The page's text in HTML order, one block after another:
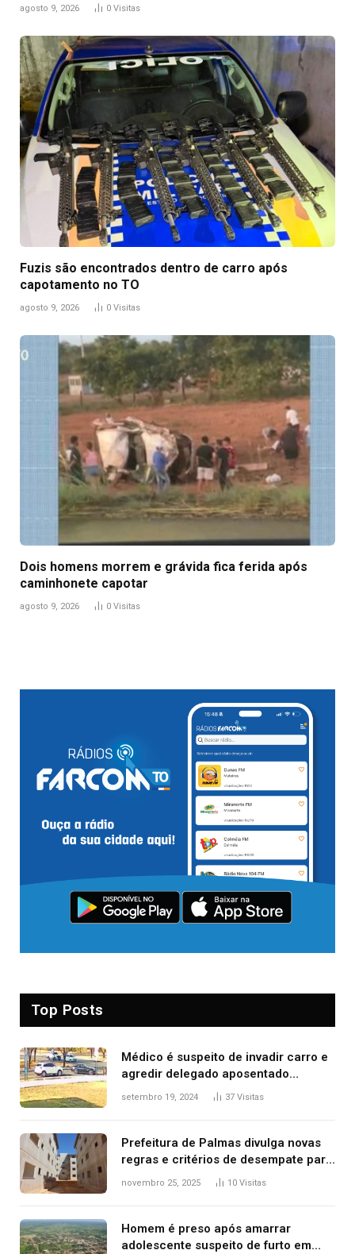
agosto 9, 2026 0 Visitas
Fuzis são encontrados dentro de carro após
capotamento no TO
agosto 9, 2026 0 Visitas
Dois homens morrem e grávida fica ferida após
caminhonete capotar
agosto 9, 2026 0 Visitas
Top Posts
Médico é suspeito de invadir carro e
agredir delegado aposentado
durante confusão no trânsito
setembro 19, 2024 37 Visitas
Prefeitura de Palmas divulga novas
regras e critérios de desempate para
seleção de famílias no Minha Casa,
novembro 25, 2025 10 Visitas
Homem é preso após amarrar
adolescente suspeito de furto em